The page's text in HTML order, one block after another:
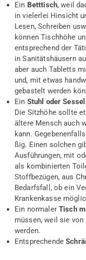
Ein Betttisch, weil
in vielerlei Hinsicht
Lesen, Schreiben
können Tischhöhe
entsprechend der
in Sanitätshäusern
aber auch Tabletts
und, mit etwas
gebastelt werden
Ein Stuhl oder Sessel
Die Sitzhöhe sollte
ältere Mensch auch
kann.
ßig. Einen solchen
Ausführungen, mit
als kombinierten
Stoffbezügen, aus
Bedarfsfall, ob ein
Krankenkasse
Ein normaler Tisch
müssen, weil sie
werden.
Entsprechende